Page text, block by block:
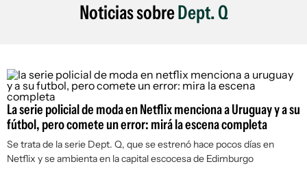
Noticias sobreDept. Q
La serie policial de moda en Netflix menciona a Uruguay y a su
fútbol, pero comete un error: mirá la escena completa
Se trata de la serie Dept. Q, que se estrenó hace pocos días en
Netflix y se ambienta en la capital escocesa de Edimburgo